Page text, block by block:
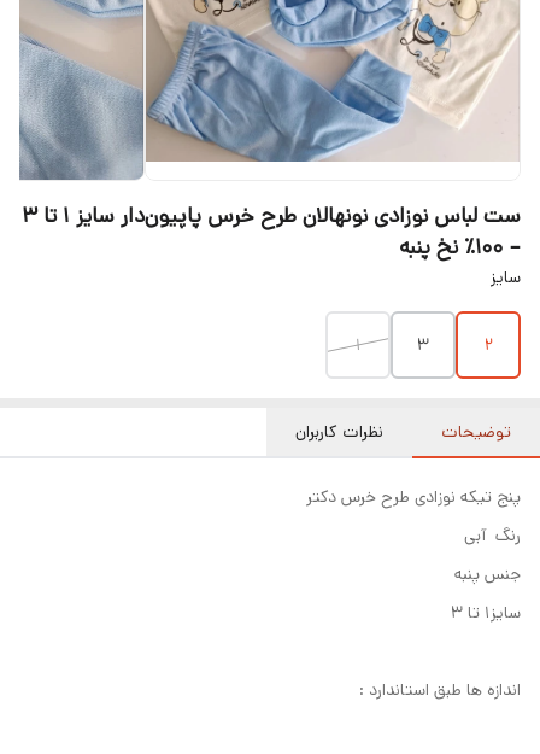
ست لباس نوزادی نونهالان طرح خرس پاپیون‌دار سایز ۱ تا ۳
– ۱۰۰٪ نخ پنبه
سایز
۲ ۳ ۱
توضیحات نظرات کاربران
پنج تیکه نوزادی طرح خرس دکتر
رنگ آبی
جنس پنبه
سایز۱ تا ۳
اندازه ها طبق استاندارد :